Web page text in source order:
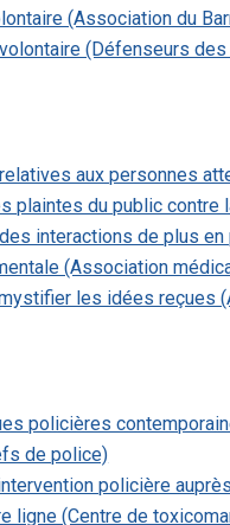
(Association du
(Défenseurs
aux personnes
plaintes du public contre
interactions de plus
(Association
les idées reçues
policières
de police)
policière
ligne (Centre de